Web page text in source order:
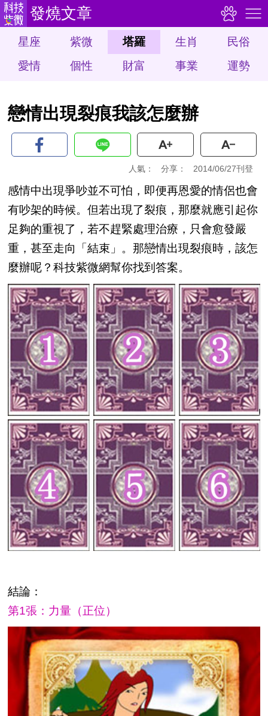
發燒文章
星座 紫微 塔羅 生肖
民俗
愛情
個性 財富 事業 運勢
戀情出現裂痕我該怎麼辦
人氣： 分享： 2014/06/27刊登
感情中出現爭吵並不可怕，即便再恩愛的情侶也會
有吵架的時候。但若出現了裂痕，那麼就應引起你
足夠的重視了，若不趕緊處理治療，只會愈發嚴
重，甚至走向「結束」。那戀情出現裂痕時，該怎
麼辦呢？科技紫微網幫你找到答案。
結論：
第1張：力量（正位）